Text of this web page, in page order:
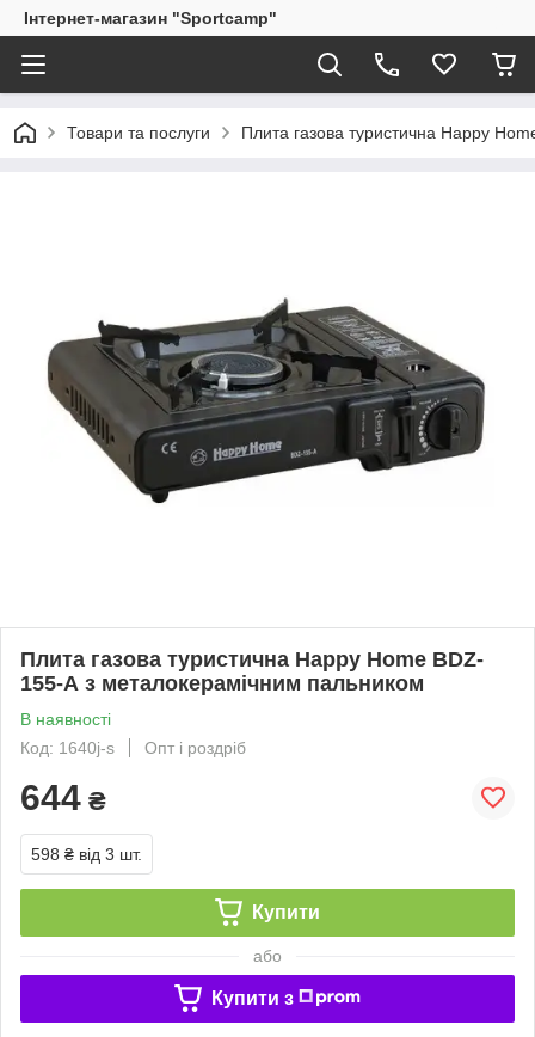
Інтернет-магазин "Sportcamp"
Товари та послуги Плита газова туристична Happy
Плита газова туристична Happy Home BDZ-
155-А з металокерамічним пальником
В наявності
Код: 1640j-s
Опт і роздріб
644 ₴
598 ₴ від 3 шт.
Купити
або
Купити з